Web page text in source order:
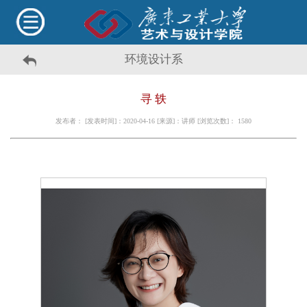
环境设计系
寻 轶
发布者： [发表时间]：2020-04-16 [来源]：讲师 [浏览次数]： 1580